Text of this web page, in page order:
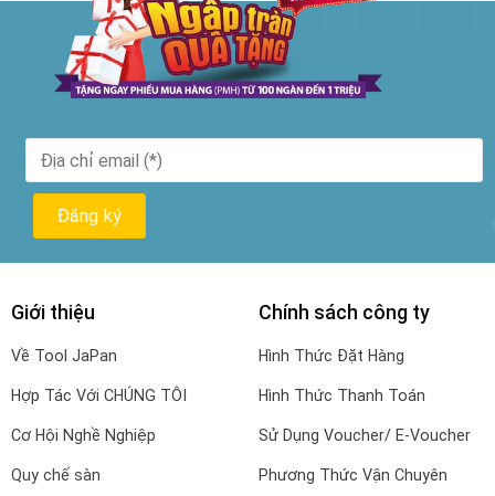
Giới thiệu
Về Tool JaPan
Hợp Tác Với CHÚNG TÔI
Cơ Hội Nghề Nghiệp
Quy chế sàn
Chính sách công ty
Hình Thức Đặt Hàng
Hình Thức Thanh Toán
Sử Dụng Voucher/ E-Voucher
Phương Thức Vận Chuyên